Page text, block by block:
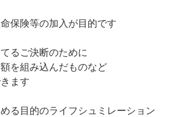
保険等の加入が目的です
るご決断のために
を組み込んだものなど
ます
る目的のライフシュミレーション